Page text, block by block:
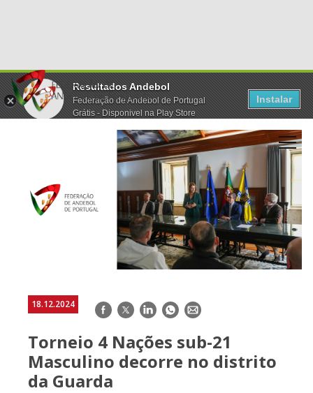
Resultados Andebol
Federação de Andebol de Portugal
Grátis - Disponivel na Play Store
Instalar
18.12.2024 Facebook
TwitterLinkedInWhatsApp
E-
Torneio 4 Nações sub-21
Masculino decorre no distrito
da Guarda